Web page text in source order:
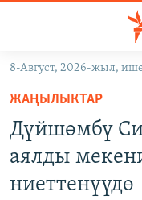
Навигацияга
өтүңүз
Издөөгө
салыңызКЫРГЫЗСТАН
ДҮЙНӨ
8-Август, 2026-жыл,
ЖАҢЫЛЫКТАР
Дүйшөмбү
аялды
ниеттенүүдө